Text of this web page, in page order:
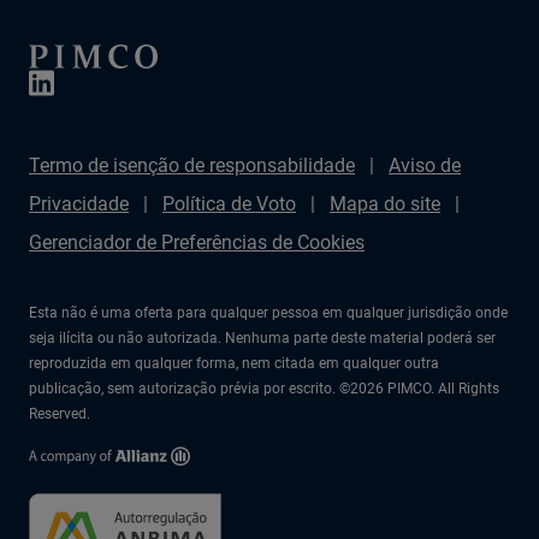
Termo de isenção de responsabilidade
Aviso de
Privacidade
Política de Voto
Mapa do site
Gerenciador de Preferências de Cookies
Esta não é uma oferta para qualquer pessoa em qualquer jurisdição onde
seja ilícita ou não autorizada. Nenhuma parte deste material poderá ser
reproduzida em qualquer forma, nem citada em qualquer outra
publicação, sem autorização prévia por escrito. ©2026 PIMCO. All Rights
Reserved.